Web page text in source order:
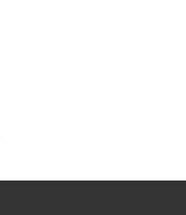
из смолы и
и другой профиль